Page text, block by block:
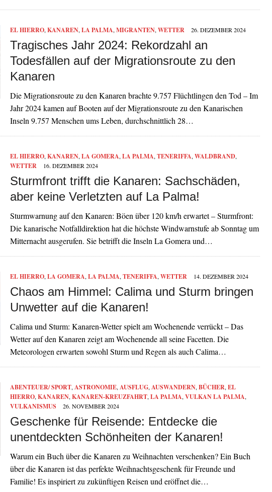
EL HIERRO, KANAREN, LA PALMA, MIGRANTEN, WETTER 26. DEZEMBER 2024
Tragisches Jahr 2024: Rekordzahl an
Todesfällen auf der Migrationsroute zu den
Kanaren
Die Migrationsroute zu den Kanaren brachte 9.757 Flüchtlingen den Tod – Im
Jahr 2024 kamen auf Booten auf der Migrationsroute zu den Kanarischen
Inseln 9.757 Menschen ums Leben, durchschnittlich 28…
EL HIERRO, KANAREN, LA GOMERA, LA PALMA, TENERIFFA, WALDBRAND,
WETTER 16. DEZEMBER 2024
Sturmfront trifft die Kanaren: Sachschäden,
aber keine Verletzten auf La Palma!
Sturmwarnung auf den Kanaren: Böen über 120 km/h erwartet – Sturmfront:
Die kanarische Notfalldirektion hat die höchste Windwarnstufe ab Sonntag um
Mitternacht ausgerufen. Sie betrifft die Inseln La Gomera und…
EL HIERRO, LA GOMERA, LA PALMA, TENERIFFA, WETTER 14. DEZEMBER 2024
Chaos am Himmel: Calima und Sturm bringen
Unwetter auf die Kanaren!
Calima und Sturm: Kanaren-Wetter spielt am Wochenende verrückt – Das
Wetter auf den Kanaren zeigt am Wochenende all seine Facetten. Die
Meteorologen erwarten sowohl Sturm und Regen als auch Calima…
ABENTEUER/ SPORT, ASTRONOMIE, AUSFLUG, AUSWANDERN, BÜCHER, EL
HIERRO, KANAREN, KANAREN-KREUZFAHRT, LA PALMA, VULKAN LA PALMA,
VULKANISMUS 26. NOVEMBER 2024
Geschenke für Reisende: Entdecke die
unentdeckten Schönheiten der Kanaren!
Warum ein Buch über die Kanaren zu Weihnachten verschenken? Ein Buch
über die Kanaren ist das perfekte Weihnachtsgeschenk für Freunde und
Familie! Es inspiriert zu zukünftigen Reisen und eröffnet die…